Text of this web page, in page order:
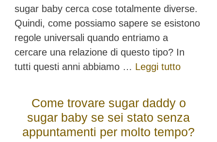
sugar baby cerca cose totalmente diverse.
Quindi, come possiamo sapere se esistono
regole universali quando entriamo a
cercare una relazione di questo tipo? In
tutti questi anni abbiamo … Leggi tutto
Come trovare sugar daddy o
sugar baby se sei stato senza
appuntamenti per molto tempo?